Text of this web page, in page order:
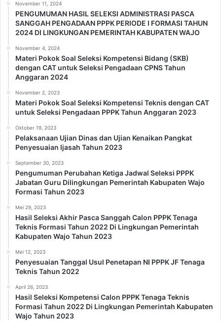
November 11, 2024
PENGUMUMAN HASIL SELEKSI ADMINISTRASI PASCA
SANGGAH PENGADAAN PPPK PERIODE I FORMASI TAHUN
2024 DI LINGKUNGAN PEMERINTAH KABUPATEN WAJO
November 4, 2024
Materi Pokok Soal Seleksi Kompetensi Bidang (SKB)
dengan CAT untuk Seleksi Pengadaan CPNS Tahun
Anggaran 2024
November 2, 2023
Materi Pokok Soal Seleksi Kompetensi Teknis dengan CAT
untuk Seleksi Pengadaan PPPK Tahun Anggaran 2023
Oktober 19, 2023
Pelaksanaan Ujian Dinas dan Ujian Kenaikan Pangkat
Penyesuaian Ijasah Tahun 2023
September 30, 2023
Pengumuman Perubahan Ketiga Jadwal Seleksi PPPK
Jabatan Guru Dilingkungan Pemerintah Kabupaten Wajo
Formasi Tahun 2023
Mei 29, 2023
Hasil Seleksi Akhir Pasca Sanggah Calon PPPK Tenaga
Teknis Formasi Tahun 2022 Di Lingkungan Pemerintah
Kabupaten Wajo Tahun 2023
Mei 12, 2023
Penyesuaian Tanggal Usul Penetapan NI PPPK JF Tenaga
Teknis Tahun 2022
April 26, 2023
Hasil Seleksi Kompetensi Calon PPPK Tenaga Teknis
Formasi Tahun 2022 Di Lingkungan Pemerintah Kabupaten
Wajo Tahun 2023